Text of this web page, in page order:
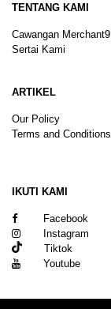
TENTANG KAMI
Cawangan Merchant9
Sertai Kami
ARTIKEL
Our Policy
Terms and Conditions
IKUTI KAMI
Facebook
Instagram
Tiktok
Youtube